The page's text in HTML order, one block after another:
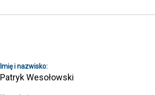
Imię i nazwisko:
Patryk Wesołowski